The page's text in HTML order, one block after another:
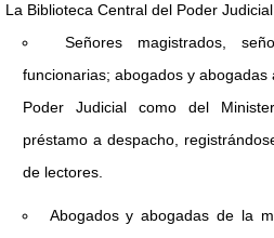
La Biblioteca Central del Poder
Señores magistrados,
funcionarias; abogados y
Poder Judicial como del
préstamo a despacho,
de lectores.
Abogados y abogadas de la